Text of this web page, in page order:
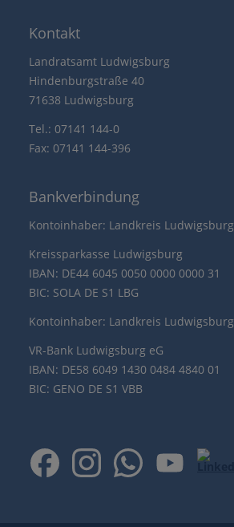
Kontakt
Landratsamt Ludwigsburg
Hindenburgstraße 40
71638 Ludwigsburg
Tel.: 07141 144-0
Fax: 07141 144-396
Bankverbindung
Kontoinhaber: Landkreis Ludwigsburg
Kreissparkasse Ludwigsburg
IBAN: DE44 6045 0050 0000 0000 31
BIC: SOLA DE S1 LBG
Kontoinhaber: Landkreis Ludwigsburg
VR-Bank Ludwigsburg eG
IBAN: DE58 6049 1430 0484 4840 01
BIC: GENO DE S1 VBB